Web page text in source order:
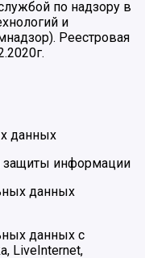
по надзору в
и
Реестровая
данных
защиты информации
данных
данных с
LiveInternet,